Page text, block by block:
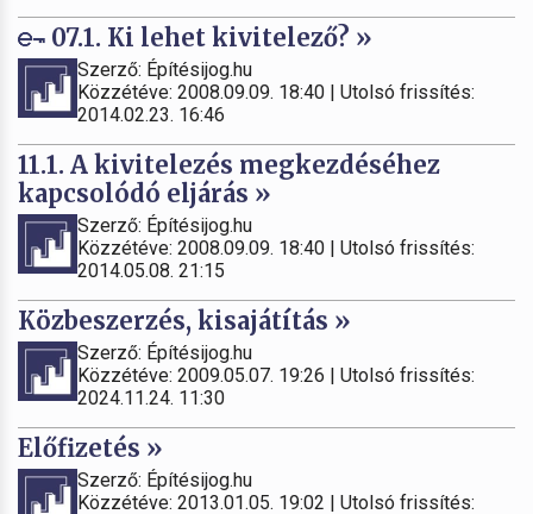
07.1. Ki lehet kivitelező? »
Szerző: Építésijog.hu
Közzétéve: 2008.09.09. 18:40 | Utolsó frissítés:
2014.02.23. 16:46
11.1. A kivitelezés megkezdéséhez
kapcsolódó eljárás »
Szerző: Építésijog.hu
Közzétéve: 2008.09.09. 18:40 | Utolsó frissítés:
2014.05.08. 21:15
Közbeszerzés, kisajátítás »
Szerző: Építésijog.hu
Közzétéve: 2009.05.07. 19:26 | Utolsó frissítés:
2024.11.24. 11:30
Előfizetés »
Szerző: Építésijog.hu
Közzétéve: 2013.01.05. 19:02 | Utolsó frissítés: